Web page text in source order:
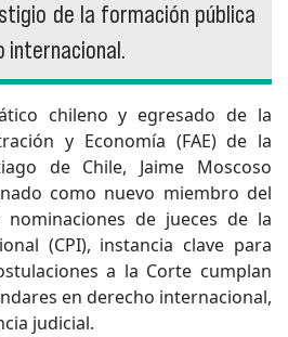
de la formación pública
internacional.
chileno y egresado de la
y Economía (FAE) de la
de Chile, Jaime Moscoso
como nuevo miembro del
nominaciones de jueces de la
(CPI), instancia clave para
a la Corte cumplan
en derecho internacional,
judicial.